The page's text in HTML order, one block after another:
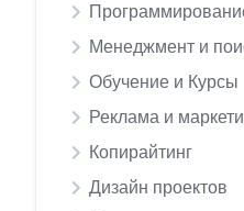
Менеджмент и
Обучение и Курсы
Реклама и
Копирайтинг
Дизайн проектов